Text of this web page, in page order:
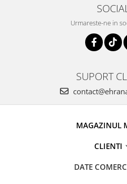
Urmareste-ne in
SUPORT
MAGAZINUL
CLIENTI
DATE